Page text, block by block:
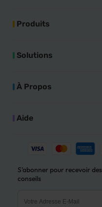
Produits
Solutions
À Propos
Aide
S'abonner pour recevoir
conseils